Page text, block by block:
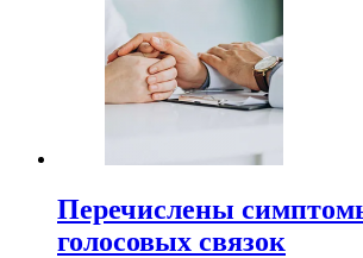
Перечислены
голосовых связок